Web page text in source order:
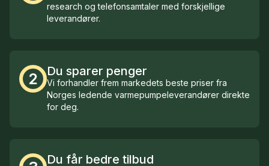
research og telefonsamtaler med forskjellige
leverandører.
2 Du sparer penger
Vi forhandler frem markedets beste priser fra
Norges ledende varmepumpeleverandører direkte
for deg.
Du får bedre tilbud